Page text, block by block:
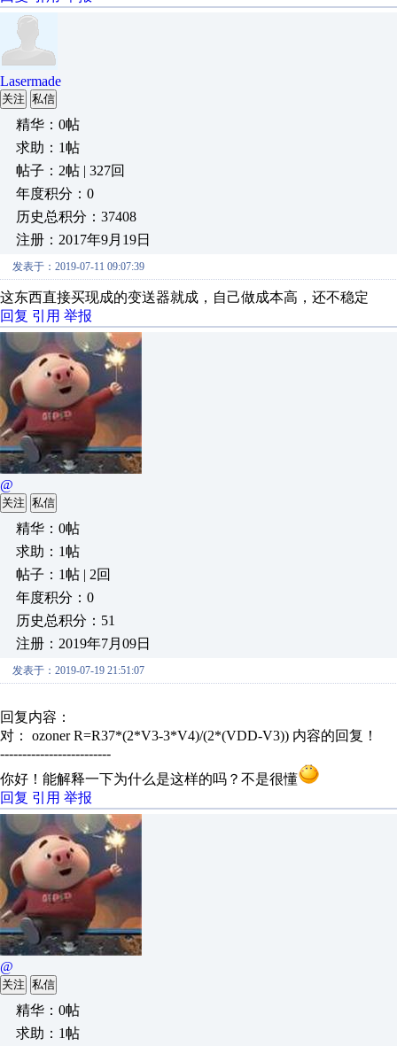
Lasermade
关注 私信
精华：0帖
求助：1帖
帖子：2帖 | 327回
年度积分：0
历史总积分：37408
注册：2017年9月19日
发表于：2019-07-11 09:07:39
这东西直接买现成的变送器就成，自己做成本高，还不稳定
回复 引用 举报
@
关注 私信
精华：0帖
求助：1帖
帖子：1帖 | 2回
年度积分：0
历史总积分：51
注册：2019年7月09日
发表于：2019-07-19 21:51:07
回复内容：
对： ozonerR=R37*(2*V3-3*V4)/(2*(VDD-V3)) 内容的回复！
-------------------------
你好！能解释一下为什么是这样的吗？不是很懂
回复 引用 举报
@
关注 私信
精华：0帖
求助：1帖